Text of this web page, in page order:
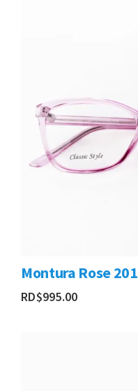
Montura Rose 201
RD$995.00